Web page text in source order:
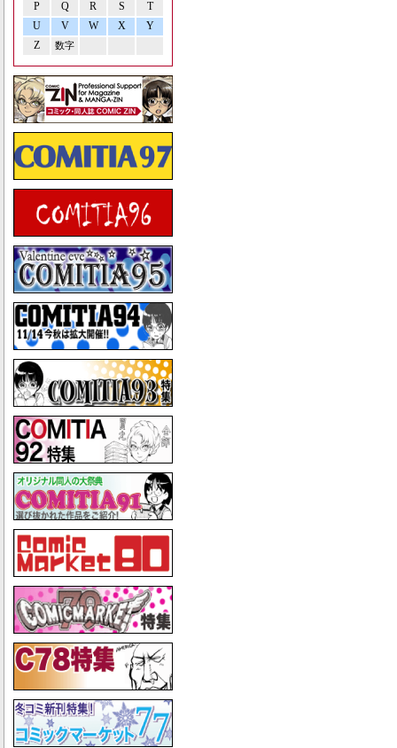
P Q R S
T
U
V W X
Y
Z
数字